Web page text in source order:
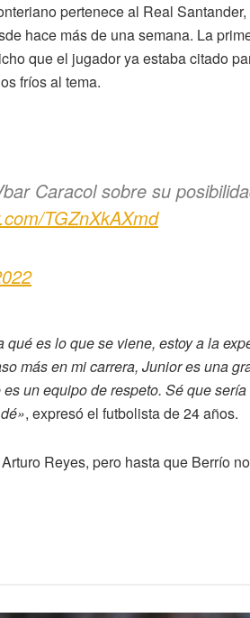
pertenece al Real
hace más de una semana. La
que el jugador ya estaba citado
fríos al tema.
Caracol sobre su
TGZnXkAXmd
es lo que se viene, estoy a la
más en mi carrera, Junior es una
un equipo de respeto. Sé que
, expresó el futbolista de 24 años.
Reyes, pero hasta que Berrío